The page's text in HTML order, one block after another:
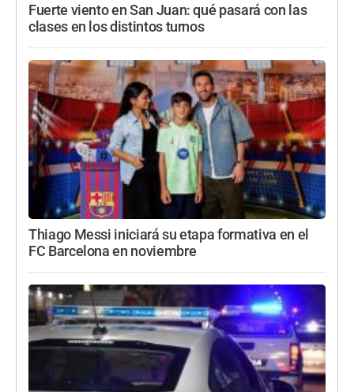
Fuerte viento en San Juan: qué pasará con las
clases en los distintos turnos
Thiago Messi iniciará su etapa formativa en el
FC Barcelona en noviembre